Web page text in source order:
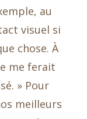
au
visuel si
chose. À
me ferait
» Pour
meilleurs